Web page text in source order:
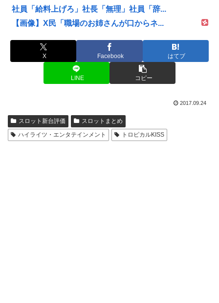
社員「給料上げろ」社長「無理」社員「辞...
【画像】X民「職場のお姉さんが口からネ...
X Facebook はてブ
LINE コピー
2017.09.24
スロット新台評価
スロットまとめ
ハイライツ・エンタテインメント
トロピカルKISS